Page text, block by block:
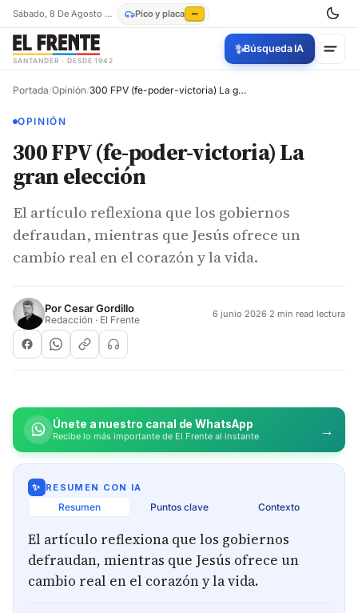
Sábado, 8 De Agosto De 2026 Pico y placa —
SANTANDER · DESDE 1942
✨Búsqueda IA
Portada/Opinión/ 300 FPV (fe-poder-victoria) La gran elección
OPINIÓN
300 FPV (fe-poder-victoria) La
gran elección
El artículo reflexiona que los gobiernos
defraudan, mientras que Jesús ofrece un
cambio real en el corazón y la vida.
PorCesar Gordillo
Redacción · El Frente 6 junio 2026·2 min read lectura
Únete a nuestro canal de WhatsApp
Recibe lo más importante de El Frente al instante →
✨ RESUMEN CON IA
Resumen Puntos clave Contexto
El artículo reflexiona que los gobiernos
defraudan, mientras que Jesús ofrece un
cambio real en el corazón y la vida.